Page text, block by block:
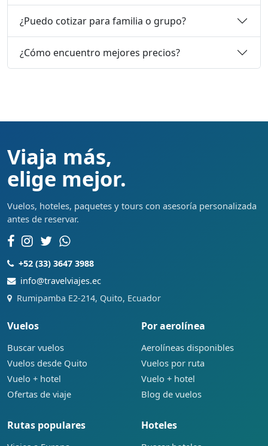
¿Puedo cotizar para familia o grupo?
¿Cómo encuentro mejores precios?
Viaja más,
elige mejor.
Vuelos, hoteles, paquetes y tours con asesoría personalizada
antes de reservar.
+52 (33) 3647 3988
info@travelviajes.ec
Rumipamba E2-214, Quito, Ecuador
Vuelos
Buscar vuelos
Vuelos desde Quito
Vuelo + hotel
Ofertas de viaje
Por aerolínea
Aerolíneas disponibles
Vuelos por ruta
Vuelo + hotel
Blog de vuelos
Rutas populares Hoteles